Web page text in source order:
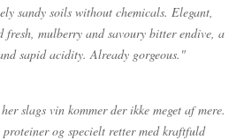
sandy soils without chemicals. Elegant,
fresh, mulberry and savoury bitter endive, a
sapid acidity. Already gorgeous."
slags vin kommer der ikke meget af mere.
og specielt retter med kraftfuld